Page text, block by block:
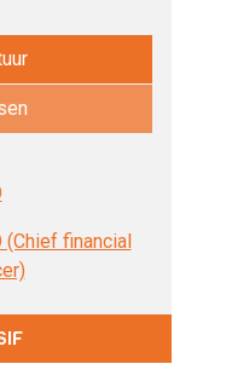
(Chief financial